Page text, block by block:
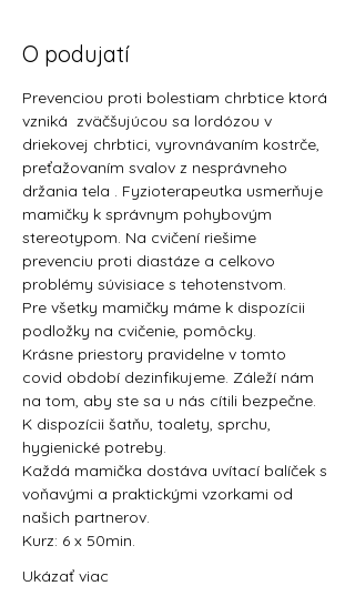
O podujatí
Prevenciou proti bolestiam chrbtice ktorá
vzniká  zväčšujúcou sa lordózou v
driekovej chrbtici, vyrovnávaním kostrče,
preťažovaním svalov z nesprávneho
držania tela . Fyzioterapeutka usmerňuje
mamičky k správnym pohybovým
stereotypom. Na cvičení riešime
prevenciu proti diastáze a celkovo
problémy súvisiace s tehotenstvom.
Pre všetky mamičky máme k dispozícii
podložky na cvičenie, pomôcky.
Krásne priestory pravidelne v tomto
covid období dezinfikujeme. Záleží nám
na tom, aby ste sa u nás cítili bezpečne.
K dispozícii šatňu, toalety, sprchu,
hygienické potreby.
Každá mamička dostáva uvítací balíček s
voňavými a praktickými vzorkami od
našich partnerov.
Kurz: 6 x 50min.
Ukázať viac